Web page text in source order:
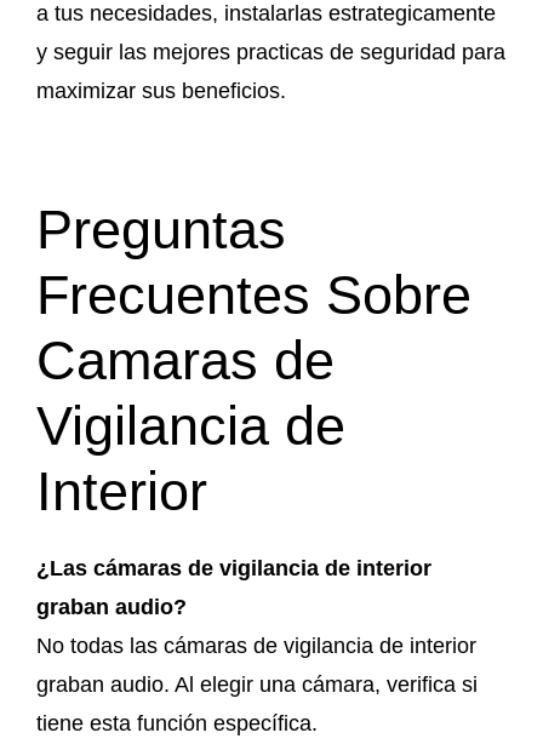
a tus necesidades, instalarlas estrategicamente
y seguir las mejores practicas de seguridad para
maximizar sus beneficios.
Preguntas
Frecuentes Sobre
Camaras de
Vigilancia de
Interior
¿Las cámaras de vigilancia de interior
graban audio?
No todas las cámaras de vigilancia de interior
graban audio. Al elegir una cámara, verifica si
tiene esta función específica.